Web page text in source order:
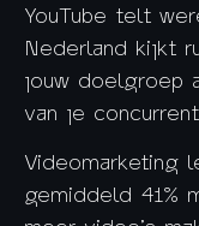
YouTube telt
Nederland kijkt
jouw doelgroep
van je
Videomarketing
gemiddeld 41%